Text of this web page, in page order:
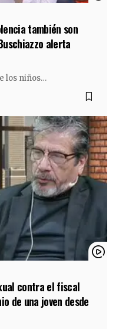
también son
alerta
los niños…
contra el fiscal
de una joven desde